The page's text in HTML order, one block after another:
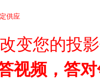
供应
变您的投
视频，答